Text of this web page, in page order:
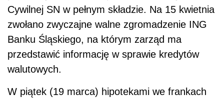
Cywilnej SN w pełnym składzie. Na 15 kwietnia
zwołano zwyczajne walne zgromadzenie ING
Banku Śląskiego, na którym zarząd ma
przedstawić informację w sprawie kredytów
walutowych.
W piątek (19 marca) hipotekami we frankach